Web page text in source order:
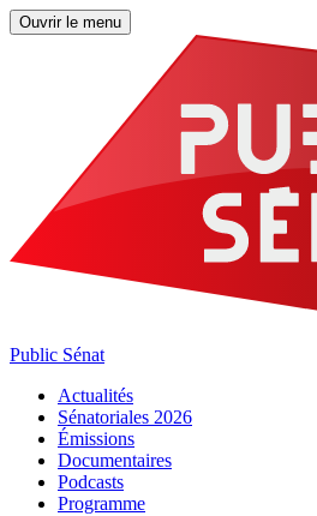
Ouvrir le menu
Public Sénat
Actualités
Sénatoriales 2026
Émissions
Documentaires
Podcasts
Programme